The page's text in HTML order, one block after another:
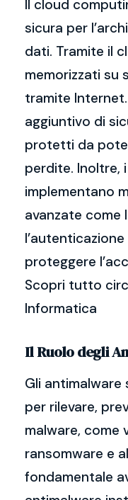
Il cloud
sicura per
dati. Tramite il
memorizzati su
tramite
aggiuntivo di
protetti da
perdite. Inoltre,
implementano
avanzate
proteggere
Scopri tutto
Informatica
Il Ruolo degli
Gli
per rilevare,
malware, come
ransomware e
fondamentale